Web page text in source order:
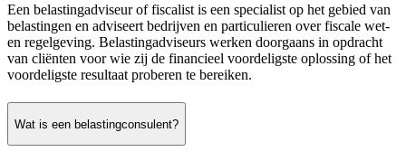
Een belastingadviseur of fiscalist is een specialist op het gebied van
belastingen en adviseert bedrijven en particulieren over fiscale wet-
en regelgeving. Belastingadviseurs werken doorgaans in opdracht
van cliënten voor wie zij de financieel voordeligste oplossing of het
voordeligste resultaat proberen te bereiken.
Wat is een belastingconsulent?